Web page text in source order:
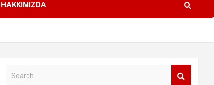
HAKKIMIZDA